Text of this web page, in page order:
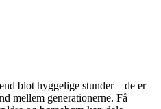
blot hyggelige stunder – de er
mellem generationerne. Få